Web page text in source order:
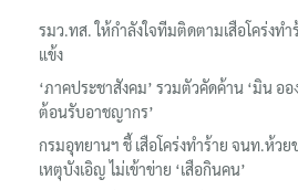
รมว.ทส. ให้กำลังใจทีมติดตามเสือโคร่งท
แข้ง
‘ภาคประชาสังคม’ รวมตัวคัดค้าน ‘มิน ออ
ต้อนรับอาชญากร’
กรมอุทยานฯ ชี้ เสือโคร่งทำร้าย จนท.ห้วย
เหตุบังเอิญ ไม่เข้าข่าย ‘เสือกินคน’